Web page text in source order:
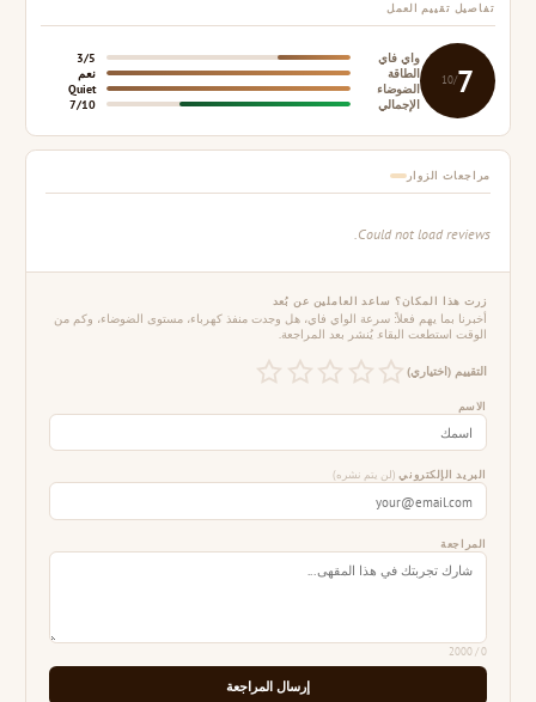
تفاصيل تقييم العمل
7
/10
واي فاي
3/5
الطاقة
نعم
الضوضاء
Quiet
الإجمالي
7/10
مراجعات الزوار
Could not load reviews.
زرت هذا المكان؟ ساعد العاملين عن بُعد
أخبرنا بما يهم فعلاً: سرعة الواي فاي، هل وجدت منفذ كهرباء، مستوى الضوضاء، وكم من
الوقت استطعت البقاء. يُنشر بعد المراجعة.
التقييم (اختياري)
الاسم
البريد الإلكتروني (لن يتم نشره)
المراجعة
0
/ 2000
إرسال المراجعة